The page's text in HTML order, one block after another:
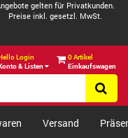
gelten für Privatkunden.
Preise inkl. gesetzl. MwSt.
Login
& Listen
0 Artikel
Einkaufswagen
Versand